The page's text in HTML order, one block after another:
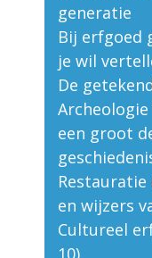
generatie
Bij erfgoed
je wil
De
een groot
en wijzers
Cultureel
10)